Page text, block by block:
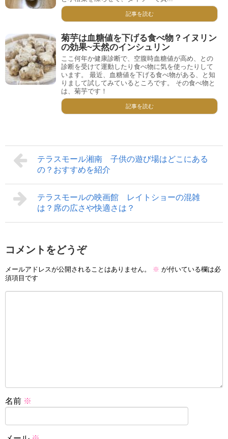
記事を読む
菊芋は血糖値を下げる食べ物？イヌリン
の効果~天然のインシュリン
ここ何年か健康診断で、空腹時血糖値が高め、との
診断を受けて運動したり食べ物に気を使ったりして
います。 最近、血糖値を下げる食べ物がある、と知
りまして試してみているところです。 その食べ物と
は、菊芋です！
記事を読む
テラスモール湘南 子供の遊び場はどこにある
の？おすすめを紹介
テラスモールの映画館 レイトショーの混雑
は？席の広さや快適さは？
コメントをどうぞ
メールアドレスが公開されることはありません。 ※ が付いている欄は必
須項目です
名前 ※